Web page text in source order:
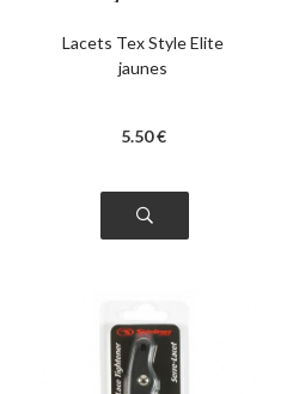
Lacets Tex Style Elite
jaunes
5.50 €